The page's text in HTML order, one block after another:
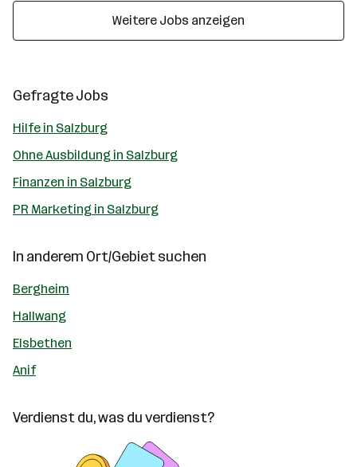
Weitere Jobs anzeigen
Gefragte Jobs
Hilfe in Salzburg
Ohne Ausbildung in Salzburg
Finanzen in Salzburg
PR Marketing in Salzburg
In anderem Ort/Gebiet suchen
Bergheim
Hallwang
Elsbethen
Anif
Verdienst du, was du verdienst?